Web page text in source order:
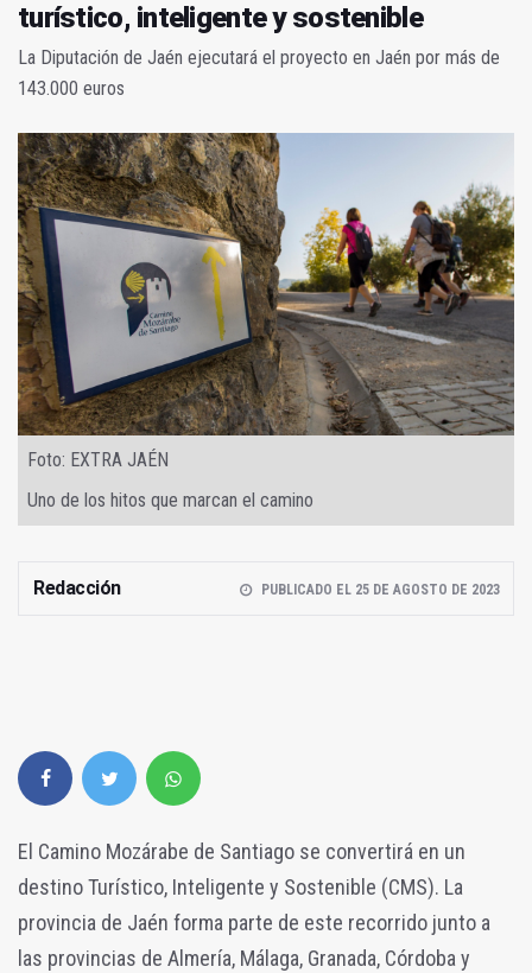
turístico, inteligente y sostenible
La Diputación de Jaén ejecutará el proyecto en Jaén por más de
143.000 euros
Foto: EXTRA JAÉN
Uno de los hitos que marcan el camino
Redacción PUBLICADO EL 25 DE AGOSTO DE 2023
El Camino Mozárabe de Santiago se convertirá en un
destino Turístico, Inteligente y Sostenible (CMS). La
provincia de Jaén forma parte de este recorrido junto a
las provincias de Almería, Málaga, Granada, Córdoba y